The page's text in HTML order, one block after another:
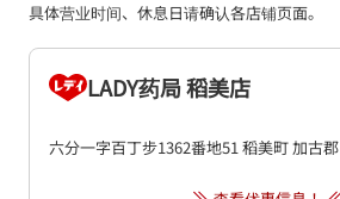
具体营业时间、休息日请确认各店铺页面。
LADY药局 稻美店
六分一字百丁步1362番地51稻美町加古郡